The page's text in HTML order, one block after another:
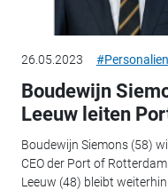
26.05.2023 #Personalien
Boudewijn
Leeuw leiten
Boudewijn Siemons (58)
CEO der Port of
Leeuw (48) bleibt weiterhin